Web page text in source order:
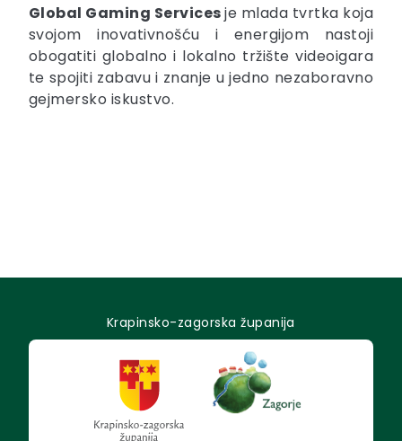
Global Gaming Servicesje mlada tvrtka koja
svojom inovativnošću i energijom nastoji
obogatiti globalno i lokalno tržište videoigara
te spojiti zabavu i znanje u jedno nezaboravno
gejmersko iskustvo.
Krapinsko-zagorska županija